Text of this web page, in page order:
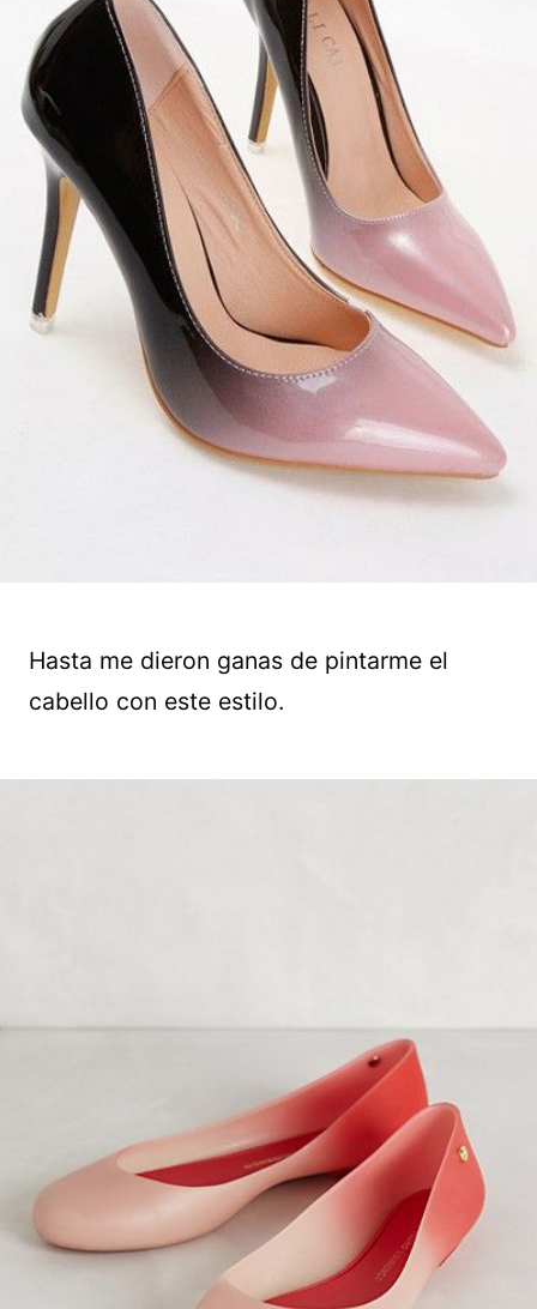
Hasta me dieron ganas de pintarme el
cabello con este estilo.